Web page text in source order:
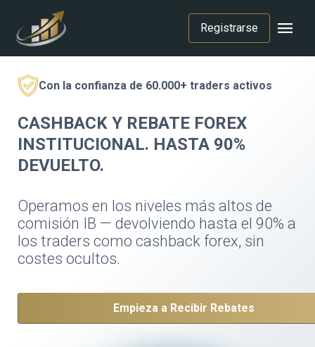
Registrarse menu
Con la confianza de 60.000+ traders activos
CASHBACK Y REBATE FOREX
INSTITUCIONAL. HASTA 90%
DEVUELTO.
Operamos en los niveles más altos de
comisión IB — devolviendo hasta el 90% a
los traders como cashback forex, sin
costes ocultos.
Empieza a Recibir Rebates